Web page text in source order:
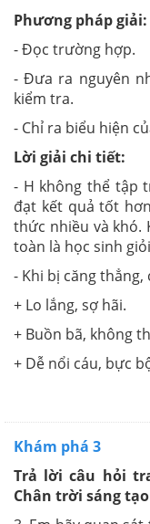
Phương pháp giải:
- Đọc trường hợp.
- Đưa ra nguyên
kiểm tra.
- Chỉ ra biểu hiện
Lời giải chi tiết:
- H không thể tập
đạt kết quả tốt
thức nhiều và khó.
toàn là học sinh
- Khi bị căng
+ Lo lắng, sợ hãi.
+ Buồn bã, không
+ Dễ nổi cáu, bực
Khám phá 3
Trả lời câu hỏi
Chân trời sáng tạo